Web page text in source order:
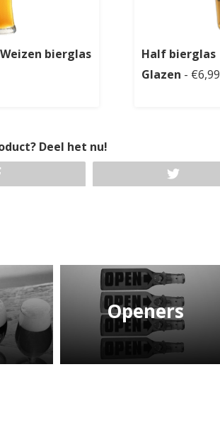
bierglas
Half bierglas
Glazen - €6,99
Deel het nu!
Openers